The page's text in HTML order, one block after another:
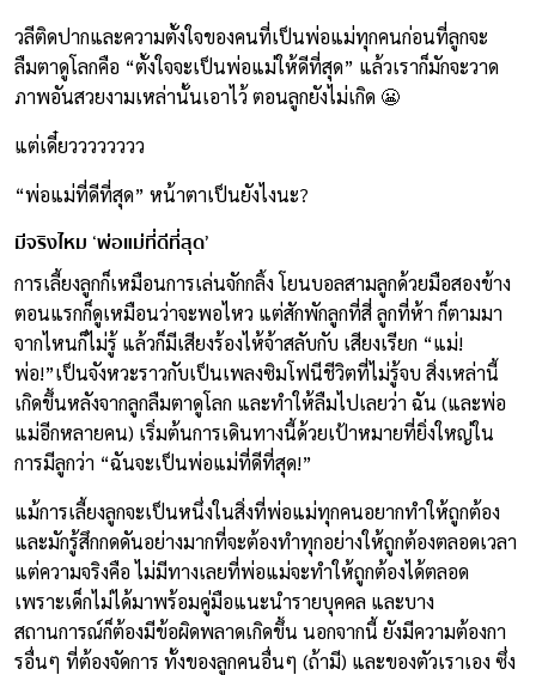
วลีติดปากและความตั้งใจของคนที่เป็นพ่อแม่ทุกคนก่อนที่ลูกจะ
ลืมตาดูโลกคือ “ตั้งใจจะเป็นพ่อแม่ให้ดีที่สุด” แล้วเราก็มักจะวาด
ภาพอันสวยงามเหล่านั้นเอาไว้ ตอนลูกยังไม่เกิด 😬
แต่เดี๋ยวววววววว
“พ่อแม่ที่ดีที่สุด” หน้าตาเป็นยังไงนะ?
มีจริงไหม ‘พ่อแม่ที่ดีที่สุด’
การเลี้ยงลูกก็เหมือนการเล่นจักกลิ้ง โยนบอลสามลูกด้วยมือสองข้าง
ตอนแรกก็ดูเหมือนว่าจะพอไหว แต่สักพักลูกที่สี่ ลูกที่ห้า ก็ตามมา
จากไหนก็ไม่รู้ แล้วก็มีเสียงร้องไห้จ้าสลับกับ เสียงเรียก “แม่!
พ่อ!”เป็นจังหวะราวกับเป็นเพลงซิมโฟนีชีวิตที่ไม่รู้จบ สิ่งเหล่านี้
เกิดขึ้นหลังจากลูกลืมตาดูโลก และทำให้ลืมไปเลยว่า ฉัน (และพ่อ
แม่อีกหลายคน)​ เริ่มต้นการเดินทางนี้ด้วยเป้าหมายที่ยิ่งใหญ่ใน
การมีลูกว่า “ฉันจะเป็นพ่อแม่ที่ดีที่สุด!”
แม้การเลี้ยงลูกจะเป็นหนึ่งในสิ่งที่พ่อแม่ทุกคนอยากทำให้ถูกต้อง
และมักรู้สึกกดดันอย่างมากที่จะต้องทำทุกอย่างให้ถูกต้องตลอดเวลา
แต่ความจริงคือ ไม่มีทางเลยที่พ่อแม่จะทำให้ถูกต้องได้ตลอด
เพราะเด็กไม่ได้มาพร้อมคู่มือแนะนำรายบุคคล และบาง
สถานการณ์ก็ต้องมีข้อผิดพลาดเกิดขึ้น นอกจากนี้ ยังมีความต้องกา
รอื่นๆ ที่ต้องจัดการ ทั้งของลูกคนอื่นๆ (ถ้ามี) และของตัวเราเอง ซึ่ง